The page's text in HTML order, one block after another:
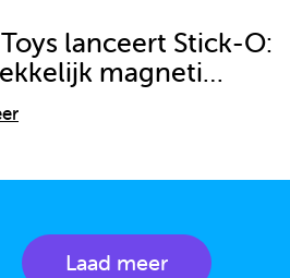
lanceert Stick-O:
magneti…
Laad meer